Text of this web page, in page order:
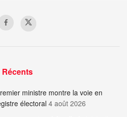
Récents
ministre montre la voie en
électoral 4 août 2026